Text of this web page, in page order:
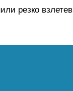
резко